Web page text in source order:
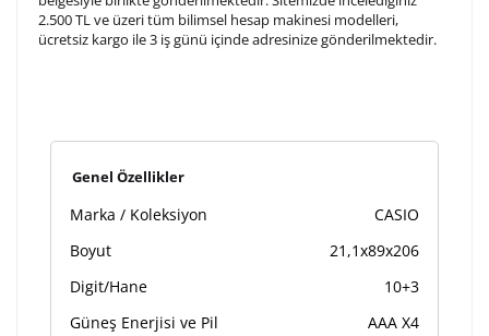
2. Satır
10/ 10
Lütfen font seçiniz
Ön İzleme
2.500 TL ve üzeri tüm bilimsel hesap makinesi modelleri,
ücretsiz kargo ile 3 iş günü içinde adresinize gönderilmektedir.
Genel Özellikler
Marka / Koleksiyon
CASIO
Boyut
21,1x89x206
Digit/Hane
10+3
Güneş Enerjisi ve Pil
AAA X4